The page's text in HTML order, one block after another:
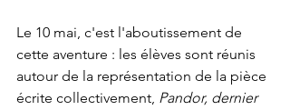
Le 10 mai, c'est l'aboutissement de
cette aventure : les élèves sont réunis
autour de la représentation de la pièce
écrite collectivement, Pandor, dernier